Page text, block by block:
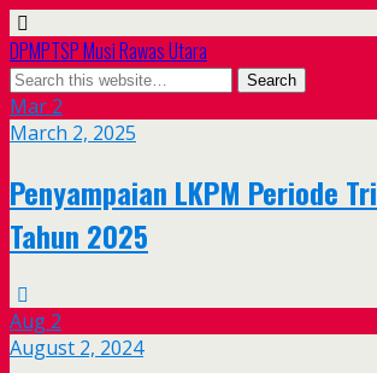
DPMPTSP Musi Rawas Utara
Mar 2
March 2, 2025
Penyampaian LKPM Periode
Tahun 2025
Aug 2
August 2, 2024